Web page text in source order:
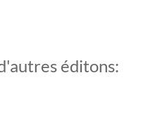
éditons: